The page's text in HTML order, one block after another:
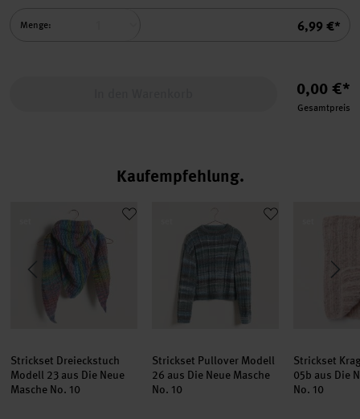
Summe
6,99 €*
Menge:
0,00 €*
Gesamtpreis
Kaufempfehlung
Die Neue Masche No. 10
Strickset Dreieckstuch Modell 23 aus Die Neue Masche No. 10
Strickset Dreieckstuch
Modell 23 aus Die Neue
Masche No. 10
Strickset Pullover Modell 26 aus Die
Strickset Pullover Modell
26 aus Die Neue Masche
No. 10
Strickset
05b aus Die
No. 10